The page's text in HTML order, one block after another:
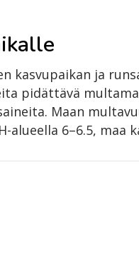
kasvupaikan ja
pidättävä
Maan
alueella 6–6.5, maa